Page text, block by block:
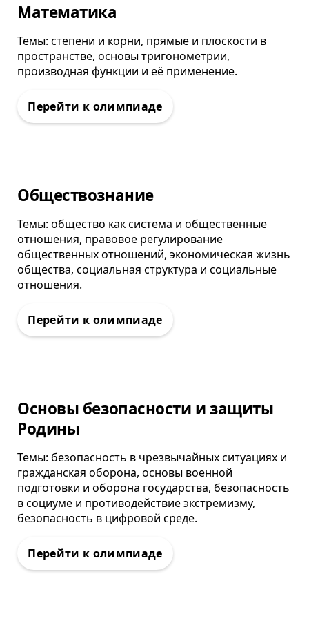
Олимпиада
Математика
Темы: степени и корни, прямые и плоскости в
пространстве, основы тригонометрии,
производная функции и её применение.
Олимпиада
Обществознание
Темы: общество как система и общественные
отношения, правовое регулирование
общественных отношений, экономическая жизнь
общества, социальная структура и социальные
отношения.
Олимпиада
Основы безопасности и защиты
Родины
Темы: безопасность в чрезвычайных ситуациях и
гражданская оборона, основы военной
подготовки и оборона государства, безопасность
в социуме и противодействие экстремизму,
безопасность в цифровой среде.